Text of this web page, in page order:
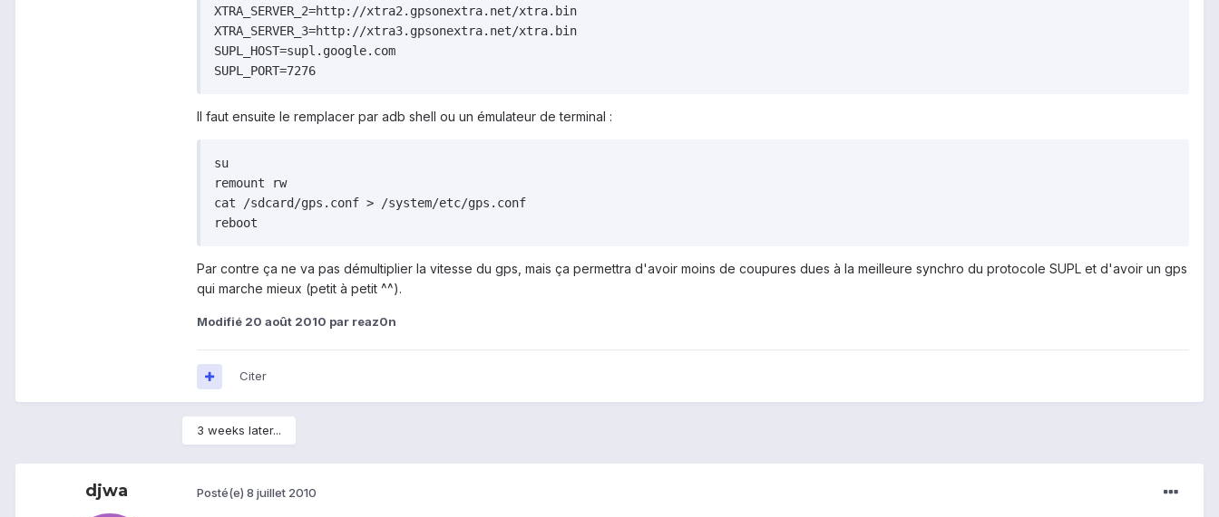
XTRA_SERVER_2=http://xtra2.gpsonextra.net/xtra.bin
XTRA_SERVER_3=http://xtra3.gpsonextra.net/xtra.bin
SUPL_HOST=supl.google.com
Il faut ensuite le remplacer par adb shell ou un émulateur de terminal :
su
remount rw
cat /sdcard/gps.conf > /system/etc/gps.conf
Par contre ça ne va pas démultiplier la vitesse du gps, mais ça permettra d'avoir moins de coupures dues à la meilleure synchro du protocole SUPL et d'avoir un gps
qui marche mieux (petit à petit ^^).
Modifié 20 août 2010 par reaz0n
Citer
3 weeks later...
djwa Posté(e) 8 juillet 2010